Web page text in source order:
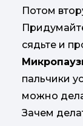
Потом
сядьте и
пальчики
можно
Зачем